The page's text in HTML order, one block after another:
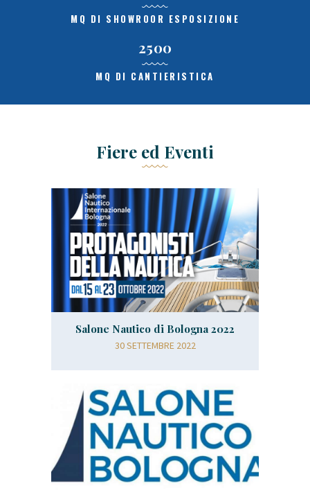
MQ DI SHOWROOR ESPOSIZIONE
2500
MQ DI CANTIERISTICA
Fiere ed Eventi
Salone Nautico di Bologna 2022
30 SETTEMBRE 2022